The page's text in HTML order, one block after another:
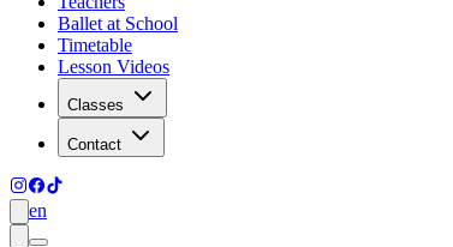
Ballet at School
Timetable
Lesson Videos
Classes
Contact
en